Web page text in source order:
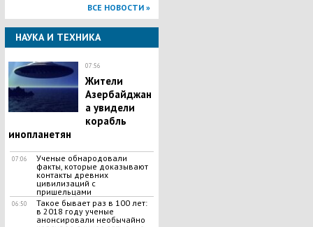
ВСЕ НОВОСТИ »
НАУКА И ТЕХНИКА
07:56
Жители
Азербайджан
а увидели
корабль
инопланетян
07:06
Ученые обнародовали
факты, которые доказывают
контакты древних
цивилизаций с
пришельцами
06:50
Такое бывает раз в 100 лет:
в 2018 году ученые
анонсировали необычайно